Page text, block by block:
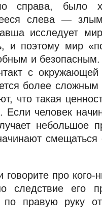
справа, было
слева —
исследует
и поэтому мир
и
с окружающей
более
что такая
Если человек
небольшое
про кого-
следствие его
по правую руку